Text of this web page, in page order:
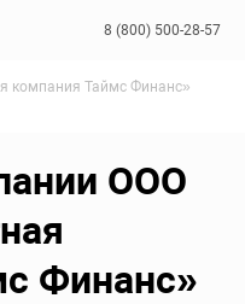
8 (800) 500-28-57
компания Таймс Финанс»
ООО
Финанс»